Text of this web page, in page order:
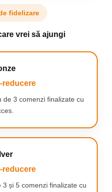
creative ale copilului
fidelizare
vrei să ajungi
reducere
de 3 comenzi finalizate cu
reducere
și 5 comenzi finalizate cu